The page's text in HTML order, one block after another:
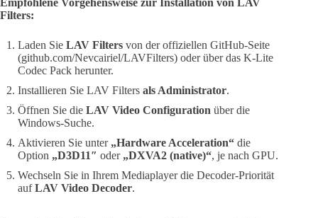
Empfohlene Vorgehensweise zur Installation von LAV
Filters:
Laden Sie LAV Filters von der offiziellen GitHub-Seite
(github.com/Nevcairiel/LAVFilters) oder über das K-Lite
Codec Pack herunter.
Installieren Sie LAV Filters als Administrator.
Öffnen Sie die LAV Video Configuration über die
Windows-Suche.
Aktivieren Sie unter „Hardware Acceleration“ die
Option „D3D11″ oder „DXVA2 (native)“, je nach GPU.
Wechseln Sie in Ihrem Mediaplayer die Decoder-Priorität
aufLAV Video Decoder.